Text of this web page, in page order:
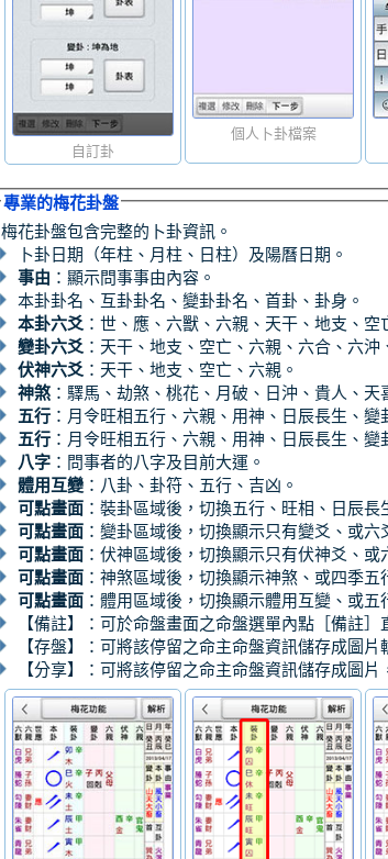
自訂卦
個人卜卦檔案
專業的梅花卦盤
梅花卦盤包含完整的卜卦資訊。
卜卦日期（年柱、月柱、日柱）及陽曆日期。
事由 ：顯示問事事由內容。
本卦卦名、互卦卦名、變卦卦名、首卦、卦身。
本卦六爻 ：世、應、六獸、六親、天干、地支、空
變卦六爻 ：天干、地支、空亡、六親、六合、六沖
伏神六爻 ：天干、地支、空亡、六親。
神煞 ：驛馬、劫煞、桃花、月破、日沖、貴人、
五行 ：月令旺相五行、六親、用神、日辰長生、變
五行 ：月令旺相五行、六親、用神、日辰長生、變
八字 ：問事者的八字及目前大運。
體用互變 ：八卦、卦符、五行、吉凶。
可點畫面 ：裝卦區域後，切換五行、旺相、日辰長
可點畫面 ：變卦區域後，切換顯示只有變爻、或六
可點畫面 ：伏神區域後，切換顯示只有伏神爻、或
可點畫面 ：神煞區域後，切換顯示神煞、或四季五
可點畫面 ：體用區域後，切換顯示體用互變、或五
【備註】：可於命盤畫面之命盤選單內點［備註］
【存盤】：可將該停留之命主命盤資訊儲存成圖片
【分享】：可將該停留之命主命盤資訊儲存成圖片